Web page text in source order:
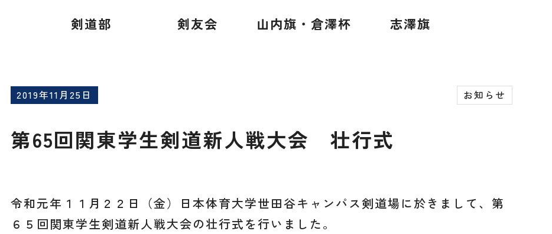
剣道部 剣友会 山内旗・倉澤杯 志澤旗
2019年11月25日 お知らせ
第65回関東学生剣道新人戦大会 壮行式
令和元年１１月２２日（金）日本体育大学世田谷キャンパス剣道場に於きまして、第
６５回関東学生剣道新人戦大会の壮行式を行いました。